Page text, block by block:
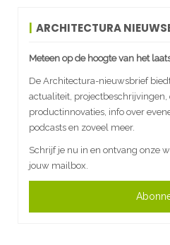
ARCHITECTURA
Meteen op de hoogte van het
De Architectura-nieuwsbrief
actualiteit, projectbeschrijvingen,
productinnovaties, info over
podcasts en zoveel meer.
Schrijf je nu in en ontvang onze
jouw mailbox.